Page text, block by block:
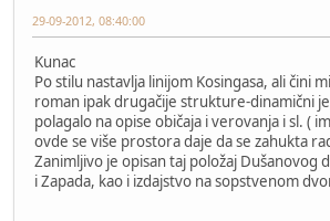
29-09-2012, 08:40:00
Kunac
Po stilu nastavlja linijom Kosingasa, ali čini
roman ipak drugačije strukture-dinamični
polagalo na opise običaja i verovanja i sl. (
ovde se više prostora daje da se zahukta
Zanimljivo je opisan taj položaj Dušanovog
i Zapada, kao i izdajstvo na sopstvenom